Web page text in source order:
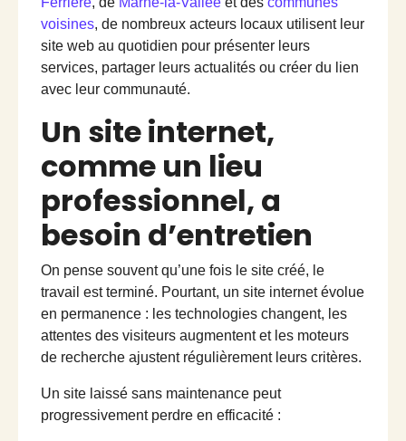
voisines, de nombreux acteurs locaux utilisent leur
site web au quotidien pour présenter leurs
services, partager leurs actualités ou créer du lien
avec leur communauté.
Un site internet,
comme un lieu
professionnel, a
besoin d’entretien
On pense souvent qu’une fois le site créé, le
travail est terminé. Pourtant, un site internet évolue
en permanence : les technologies changent, les
attentes des visiteurs augmentent et les moteurs
de recherche ajustent régulièrement leurs critères.
Un site laissé sans maintenance peut
progressivement perdre en efficacité :